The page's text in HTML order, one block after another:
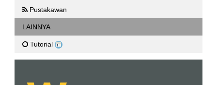
Pustakawan
LAINNYA
Tutorial